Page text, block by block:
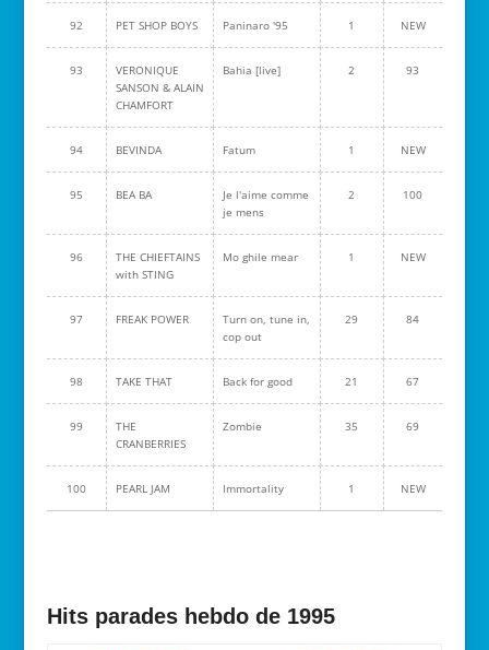
92 PET SHOP BOYS Paninaro '95 1 NEW
93
VERONIQUE
SANSON & ALAIN
CHAMFORT
Bahia [live] 2 93
94 BEVINDA Fatum 1 NEW
95 BEA BA
Je l'aime comme
je mens
2 100
96
THE CHIEFTAINS
with STING
Mo ghile mear 1 NEW
97 FREAK POWER
Turn on, tune in,
cop out
29 84
98 TAKE THAT Back for good 21 67
99
THE
CRANBERRIES
Zombie 35 69
100 PEARL JAM Immortality 1 NEW
Hits parades hebdo de 1995